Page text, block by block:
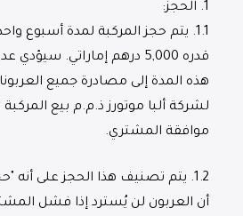
1. الحجز:
1.1.
يتم حجز المركبة لمدة أسبوع
قدره 5,000 درهم إماراتي.
هذه المدة إلى مصادرة جميع
لشركة ألبا موتورز ذ.م.م بيع
موافقة المشتري.
1.2.
يتم تصنيف هذا الحجز على أنه
أن العربون لن يُسترد إذا فشل